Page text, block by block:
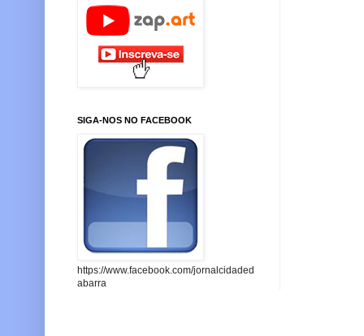
SIGA-NOS NO FACEBOOK
https://www.facebook.com/jornalcidaded
abarra